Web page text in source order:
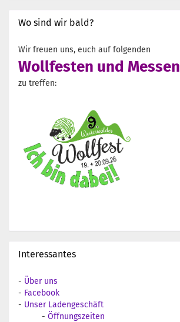
Wo sind wir bald?
Wir freuen uns, euch auf folgenden
Wollfesten und Messen
zu treffen:
Interessantes
- Über uns
- Facebook
- Unser Ladengeschäft
- Öffnungszeiten